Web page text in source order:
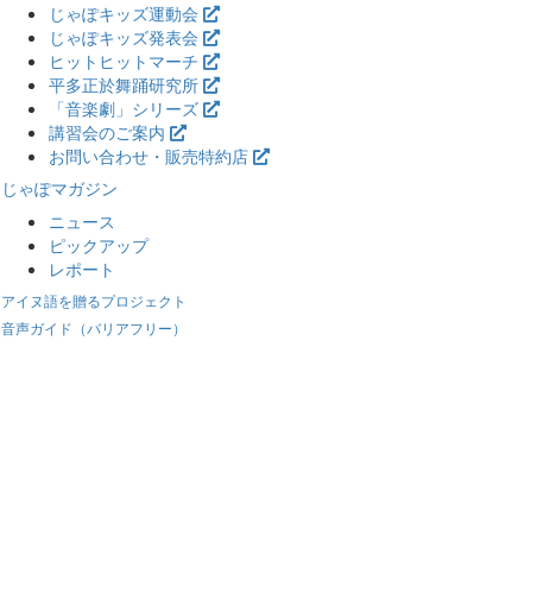
じゃぽキッズ運動会
じゃぽキッズ発表会
ヒットヒットマーチ
平多正於舞踊研究所
「音楽劇」シリーズ
講習会のご案内
お問い合わせ・販売特約店
じゃぽマガジン
ニュース
ピックアップ
レポート
アイヌ語を贈るプロジェクト
音声ガイド（バリアフリー）